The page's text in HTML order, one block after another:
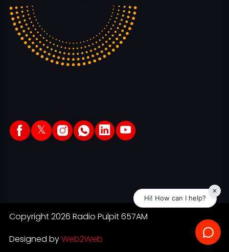
𝕏
Copyright 2026 Radio Pulpit 657AM
Designed byWeb2Web